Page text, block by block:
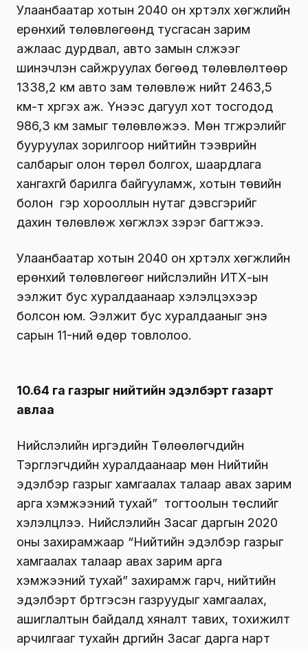
Улаанбаатар хотын 2040 он хүртэлх хөгжлийн
ерөнхий төлөвлөгөөнд тусгасан зарим
ажлаас дурдвал, авто замын сүлжээг
шинэчлэн сайжруулах бөгөөд төлөвлөлтөөр
1338,2 км авто зам төлөвлөж нийт 2463,5
км-т хүргэх аж. Үүнээс дагуул хот тосгодод
986,3 км замыг төлөвлөжээ. Мөн түгжрэлийг
бууруулах зорилгоор нийтийн тээврийн
салбарыг олон төрөл болгох, шаардлага
хангахгүй барилга байгууламж, хотын төвийн
болон гэр хорооллын нутаг дэвсгэрийг
дахин төлөвлөж хөгжүүлэх зэрэг багтжээ.
Улаанбаатар хотын 2040 он хүртэлх хөгжлийн
ерөнхий төлөвлөгөөг нийслэлийн ИТХ-ын
ээлжит бус хуралдаанаар хэлэлцэхээр
болсон юм. Ээлжит бус хуралдааныг энэ
сарын 11-ний өдөр товлолоо.
10.64 га газрыг нийтийн эдэлбэрт газарт
авлаа
Нийслэлийн иргэдийн Төлөөлөгчдийн
Тэргүүлэгчдийн хуралдаанаар мөн Нийтийн
эдэлбэр газрыг хамгаалах талаар авах зарим
арга хэмжээний тухай” тогтоолын төслийг
хэлэлцлээ. Нийслэлийн Засаг даргын 2020
оны захирамжаар “Нийтийн эдэлбэр газрыг
хамгаалах талаар авах зарим арга
хэмжээний тухай” захирамж гарч, нийтийн
эдэлбэрт бүртгэсэн газруудыг хамгаалах,
ашиглалтын байдалд хяналт тавих, тохижилт
арчилгааг тухайн дүүргийн Засаг дарга нарт